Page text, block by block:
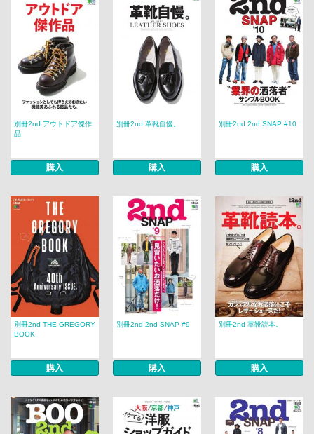
別冊2nd アウトドア傑作
品
購入
別冊2nd 革靴自慢。
購入
別冊2nd 2nd SNAP #10
購入
別冊2nd THE GREGORY
BOOK
購入
別冊2nd 2nd SNAP #9
購入
別冊2nd 革靴読本。
購入